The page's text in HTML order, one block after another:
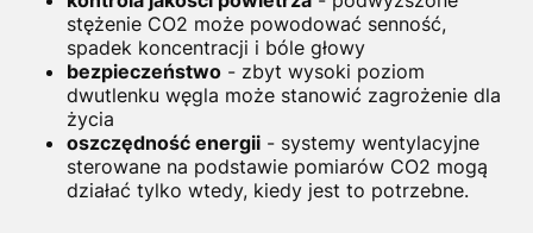
stężenie CO2 może powodować senność,
spadek koncentracji i bóle głowy
bezpieczeństwo - zbyt wysoki poziom
dwutlenku węgla może stanowić zagrożenie dla
życia
oszczędność energii - systemy wentylacyjne
sterowane na podstawie pomiarów CO2 mogą
działać tylko wtedy, kiedy jest to potrzebne.